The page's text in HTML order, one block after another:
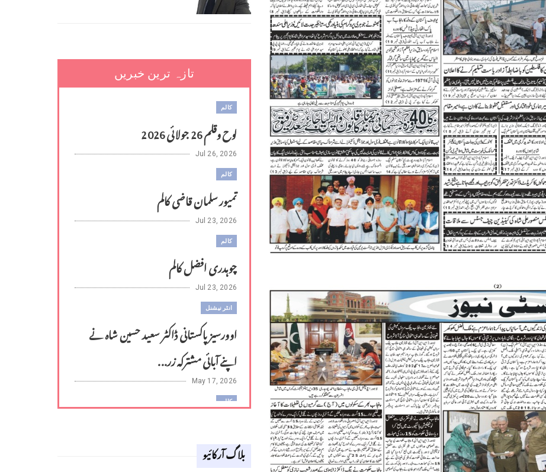
تازہ ترین خبریں
کالم
لوح وقلم 26 جولائی 2026
Jul 26, 2026
کالم
تمیور سلمان قاضی کالم
Jul 23, 2026
کالم
چوہدری افضل کالم
Jul 23, 2026
انٹر نیشنل
اوورسیز پاکستانی ڈاکٹر سعید حسین شاہ نے
اپنے آبائی مشترکہ زر...
May 17, 2026
کالم
Apr 18, 2026
بلاگ آرکائیو